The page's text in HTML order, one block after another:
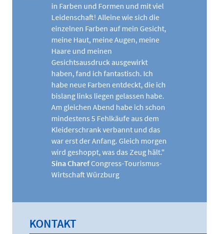
in Farben und Formen und mit viel
Leidenschaft! Alleine wie sich die
einzelnen Farben auf mein Gesicht,
meine Haut, meine Augen, meine
Haare und meinen
Gesichtsausdruck ausgewirkt
haben, fand ich fantastisch. Ich
habe neue Farben entdeckt, die ich
bislang links liegen gelassen habe.
Am gleichen Abend habe ich schon
mindestens 5 Fehlkäufe aus dem
Kleiderschrank verbannt und das
war erst der Anfang. Gleich morgen
wird geshoppt, was das Zeug hält."
Sina CharefCongress-Tourismus-
Wirtschaft Würzburg
KONTAKT